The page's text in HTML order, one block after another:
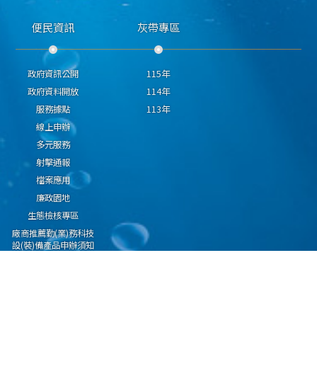
便民資訊
政府資訊公開
政府資料開放
服務據點
線上申辦
多元服務
射擊通報
檔案應用
廉政園地
生態檢核專區
廠商推薦勤(業)務科技
設(裝)備產品申辦須知
灰帶專區
115年
114年
113年